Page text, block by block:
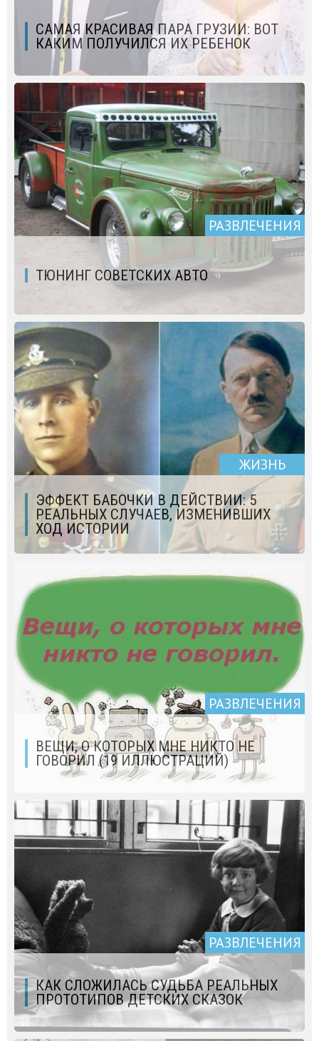
САМАЯ КРАСИВАЯ ПАРА ГРУЗИИ: ВОТ
КАКИМ ПОЛУЧИЛСЯ ИХ РЕБЕНОК
РАЗВЛЕЧЕНИЯ
ТЮНИНГ СОВЕТСКИХ АВТО
ЖИЗНЬ
ЭФФЕКТ БАБОЧКИ В ДЕЙСТВИИ: 5
РЕАЛЬНЫХ СЛУЧАЕВ, ИЗМЕНИВШИХ
ХОД ИСТОРИИ
РАЗВЛЕЧЕНИЯ
ВЕЩИ, О КОТОРЫХ МНЕ НИКТО НЕ
ГОВОРИЛ (19 ИЛЛЮСТРАЦИЙ)
РАЗВЛЕЧЕНИЯ
КАК СЛОЖИЛАСЬ СУДЬБА РЕАЛЬНЫХ
ПРОТОТИПОВ ДЕТСКИХ СКАЗОК